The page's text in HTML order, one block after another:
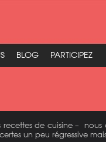
BLOG PARTICIPEZ
de cuisine –
un peu régressive